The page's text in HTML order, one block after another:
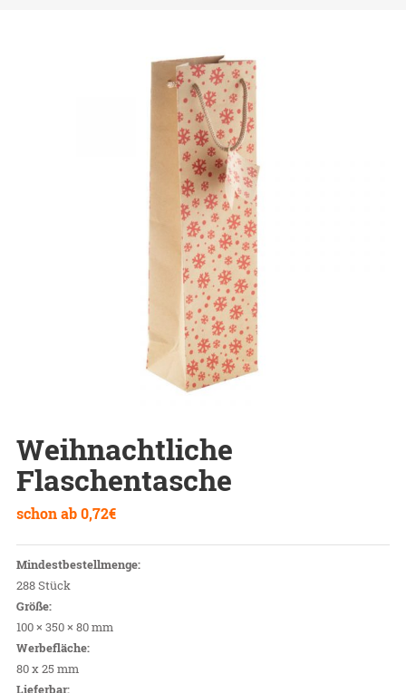
Weihnachtliche
Flaschentasche
schon ab0,72€
Mindestbestellmenge:
288 Stück
Größe:
100 × 350 × 80 mm
Werbefläche:
80 x 25 mm
Lieferbar: